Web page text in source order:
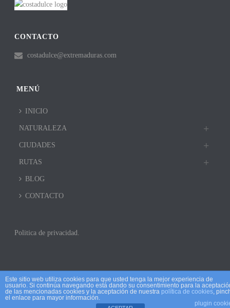
CONTACTO
costadulce@extremaduras.com
MENÚ
INICIO
NATURALEZA
CIUDADES
RUTAS
BLOG
CONTACTO
Politica de privacidad.
Este sitio web utiliza cookies para que usted tenga la mejor experiencia de
usuario. Si continúa navegando está dando su consentimiento para la
de las mencionadas cookies y la aceptación de nuestra política de cookies,
el enlace para mayor información.
plugin